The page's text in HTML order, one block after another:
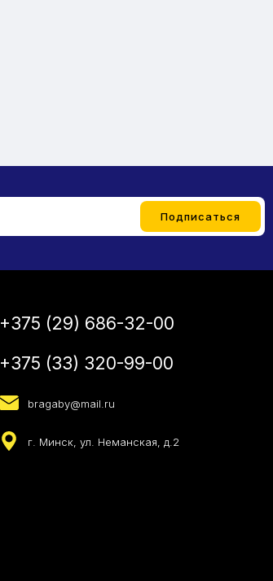
+375 (29) 686-32-00
+375 (33) 320-99-00
bragaby@mail.ru
г. Минск, ул. Неманская, д.2